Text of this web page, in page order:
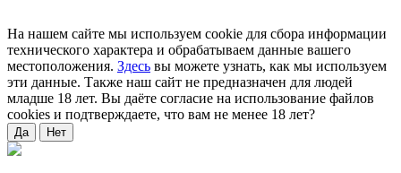
На нашем сайте мы используем cookie для сбора информации
технического характера и обрабатываем данные вашего
местоположения. Здесь вы можете узнать, как мы используем
эти данные. Также наш сайт не предназначен для людей
младше 18 лет. Вы даёте согласие на использование файлов
cookies и подтверждаете, что вам не менее 18 лет?
Да Нет